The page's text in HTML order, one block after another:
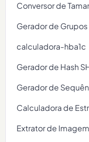
Conversor de
Gerador de
calculadora-hba1c
Gerador de Hash
Gerador de
Calculadora de
Extrator de